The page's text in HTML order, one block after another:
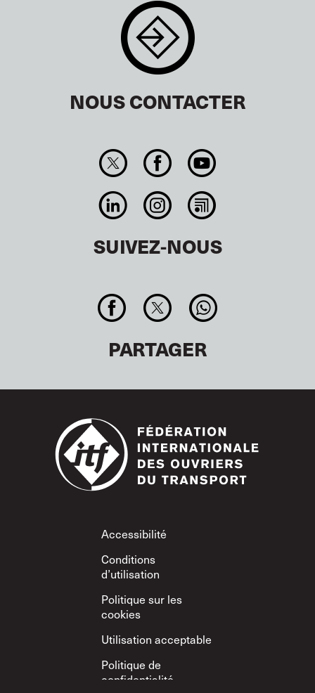
NOUS CONTACTER
SUIVEZ-NOUS
PARTAGER
Footer
Accessibilité
Conditions
d’utilisation
Politique sur les
cookies
Utilisation acceptable
Politique de
confidentialité